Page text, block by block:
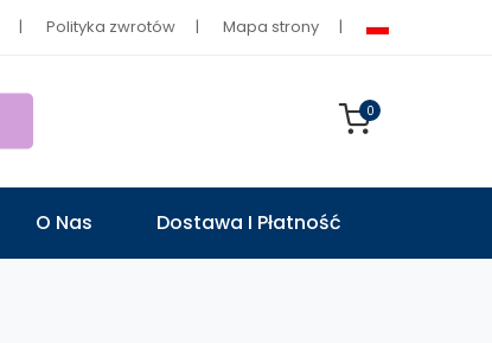
Polityka zwrotów Mapa strony
0
O Nas Dostawa I Płatność